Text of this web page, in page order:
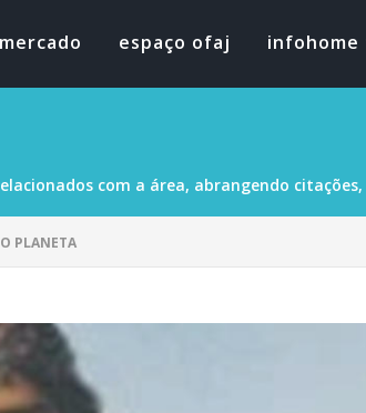
mercado espaço ofaj infohome
com a área, abrangendo
PLANETA